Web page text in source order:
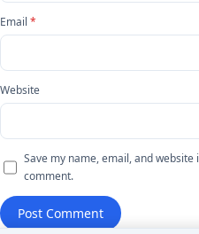
Email *
Website
Save my name, email, and
comment.